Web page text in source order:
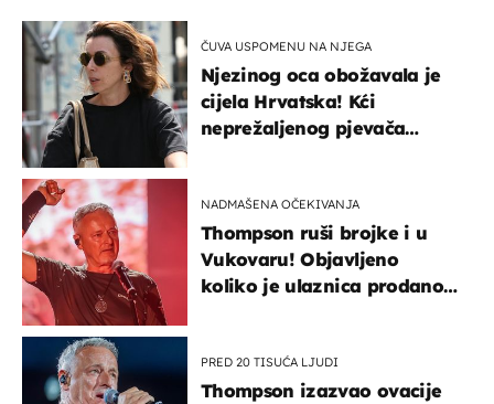
ČUVA USPOMENU NA NJEGA
Njezinog oca obožavala je
cijela Hrvatska! Kći
neprežaljenog pjevača
NADMAŠENA OČEKIVANJA
Thompson ruši brojke i u
Vukovaru! Objavljeno
koliko je ulaznica prodano
PRED 20 TISUĆA LJUDI
Thompson izazvao ovacije